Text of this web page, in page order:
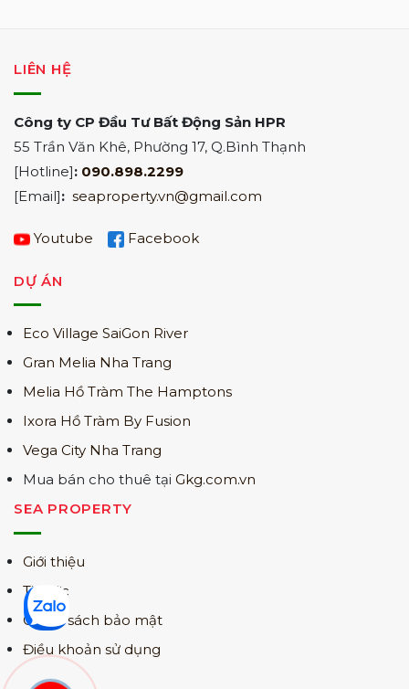
LIÊN HỆ
Công ty CP Đầu Tư Bất Động Sản HPR
55 Trần Văn Khê, Phường 17, Q.Bình Thạnh
[Hotline]: 090.898.2299
[Email]: seaproperty.vn@gmail.com
Youtube Facebook
DỰ ÁN
Eco Village SaiGon River
Gran Melia Nha Trang
Melia Hồ Tràm The Hamptons
Ixora Hồ Tràm By Fusion
Vega City Nha Trang
Mua bán cho thuê tại Gkg.com.vn
SEA PROPERTY
Giới thiệu
Tin tức
Chính sách bảo mật
Điều khoản sử dụng